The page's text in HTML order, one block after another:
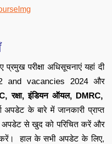
परीक्षा अधिसूचनाएं यहां दी
and vacancies 2024 और
रक्षा, इंडियन ऑयल, DMRC,
अपडेट के बारे में जानकारी प्राप्त
अपडेट से खुद को परिचित करें और
करें। हाल के सभी अपडेट के लिए,